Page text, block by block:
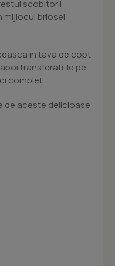
scobitorii
mijlocul briosei
in tava de copt
transferati-le pe
complet.
de aceste delicioase